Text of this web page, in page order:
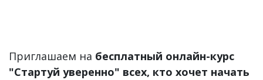
Приглашаем на бесплатный онлайн-курс
"Стартуй уверенно" всех, кто хочет начать